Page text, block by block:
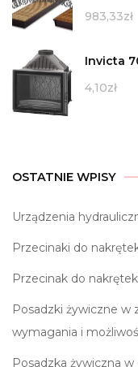
983,33zł
Invicta
4,10zł
OSTATNIE WPISY
Urządzenia
Przecinaki do
Przecinak do nakrętek
Posadzki żywiczne w
wymagania i
Posadzka żywiczna w